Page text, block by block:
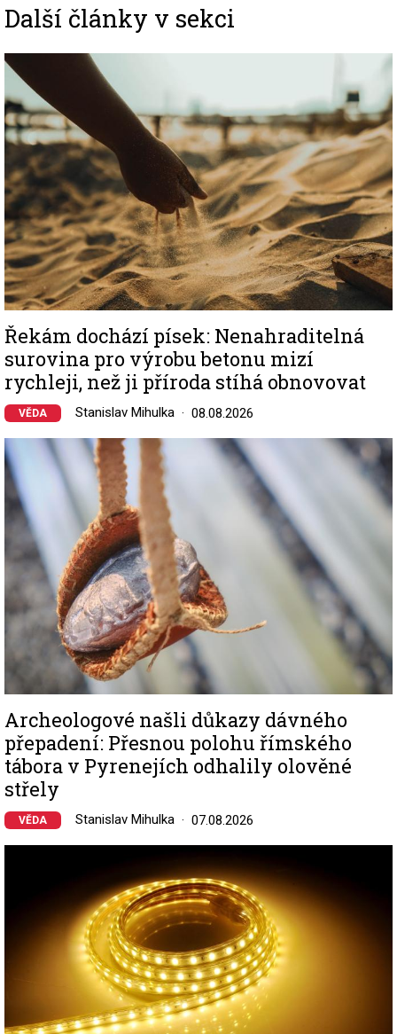
Další články v sekci
Image
Řekám dochází písek: Nenahraditelná
surovina pro výrobu betonu mizí
rychleji, než ji příroda stíhá obnovovat
VĚDA Stanislav Mihulka 08.08.2026
Image
Archeologové našli důkazy dávného
přepadení: Přesnou polohu římského
tábora v Pyrenejích odhalily olověné
střely
VĚDA Stanislav Mihulka 07.08.2026